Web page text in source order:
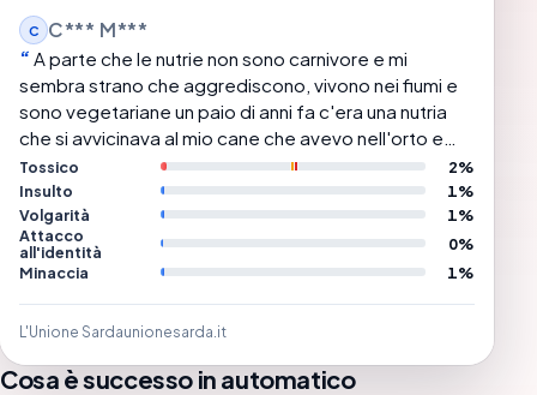
C C*** M***
A parte che le nutrie non sono carnivore e mi
sembra strano che aggrediscono, vivono nei fiumi e
sono vegetariane un paio di anni fa c'era una nutria
che si avvicinava al mio cane che avevo nell'orto e
non c'è stato mai una aggressione ne da parte della
nutria e nemmeno il cane a aggredito la nutria
Tossico
2%
Insulto
1%
Volgarità
1%
Attacco
all'identità
0%
Minaccia
1%
L'Unione Sardaunionesarda.it
Cosa è successo in automatico